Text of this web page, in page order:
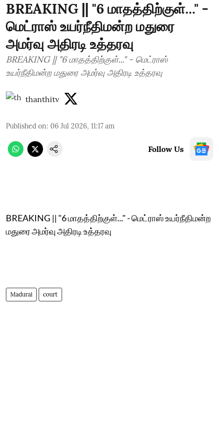
BREAKING || "6 மாதத்திற்குள்..." -
மெட்ராஸ் உயர்நீதிமன்ற மதுரை
அமர்வு அதிரடி உத்தரவு
BREAKING || "6 மாதத்திற்குள்..." - மெட்ராஸ்
உயர்நீதிமன்ற மதுரை அமர்வு அதிரடி உத்தரவு
thanthitv
Published on: 06 Jul 2026, 11:17 am
Follow Us
BREAKING || "6 மாதத்திற்குள்..." - மெட்ராஸ் உயர்நீதிமன்ற
மதுரை அமர்வு அதிரடி உத்தரவு
Madurai court